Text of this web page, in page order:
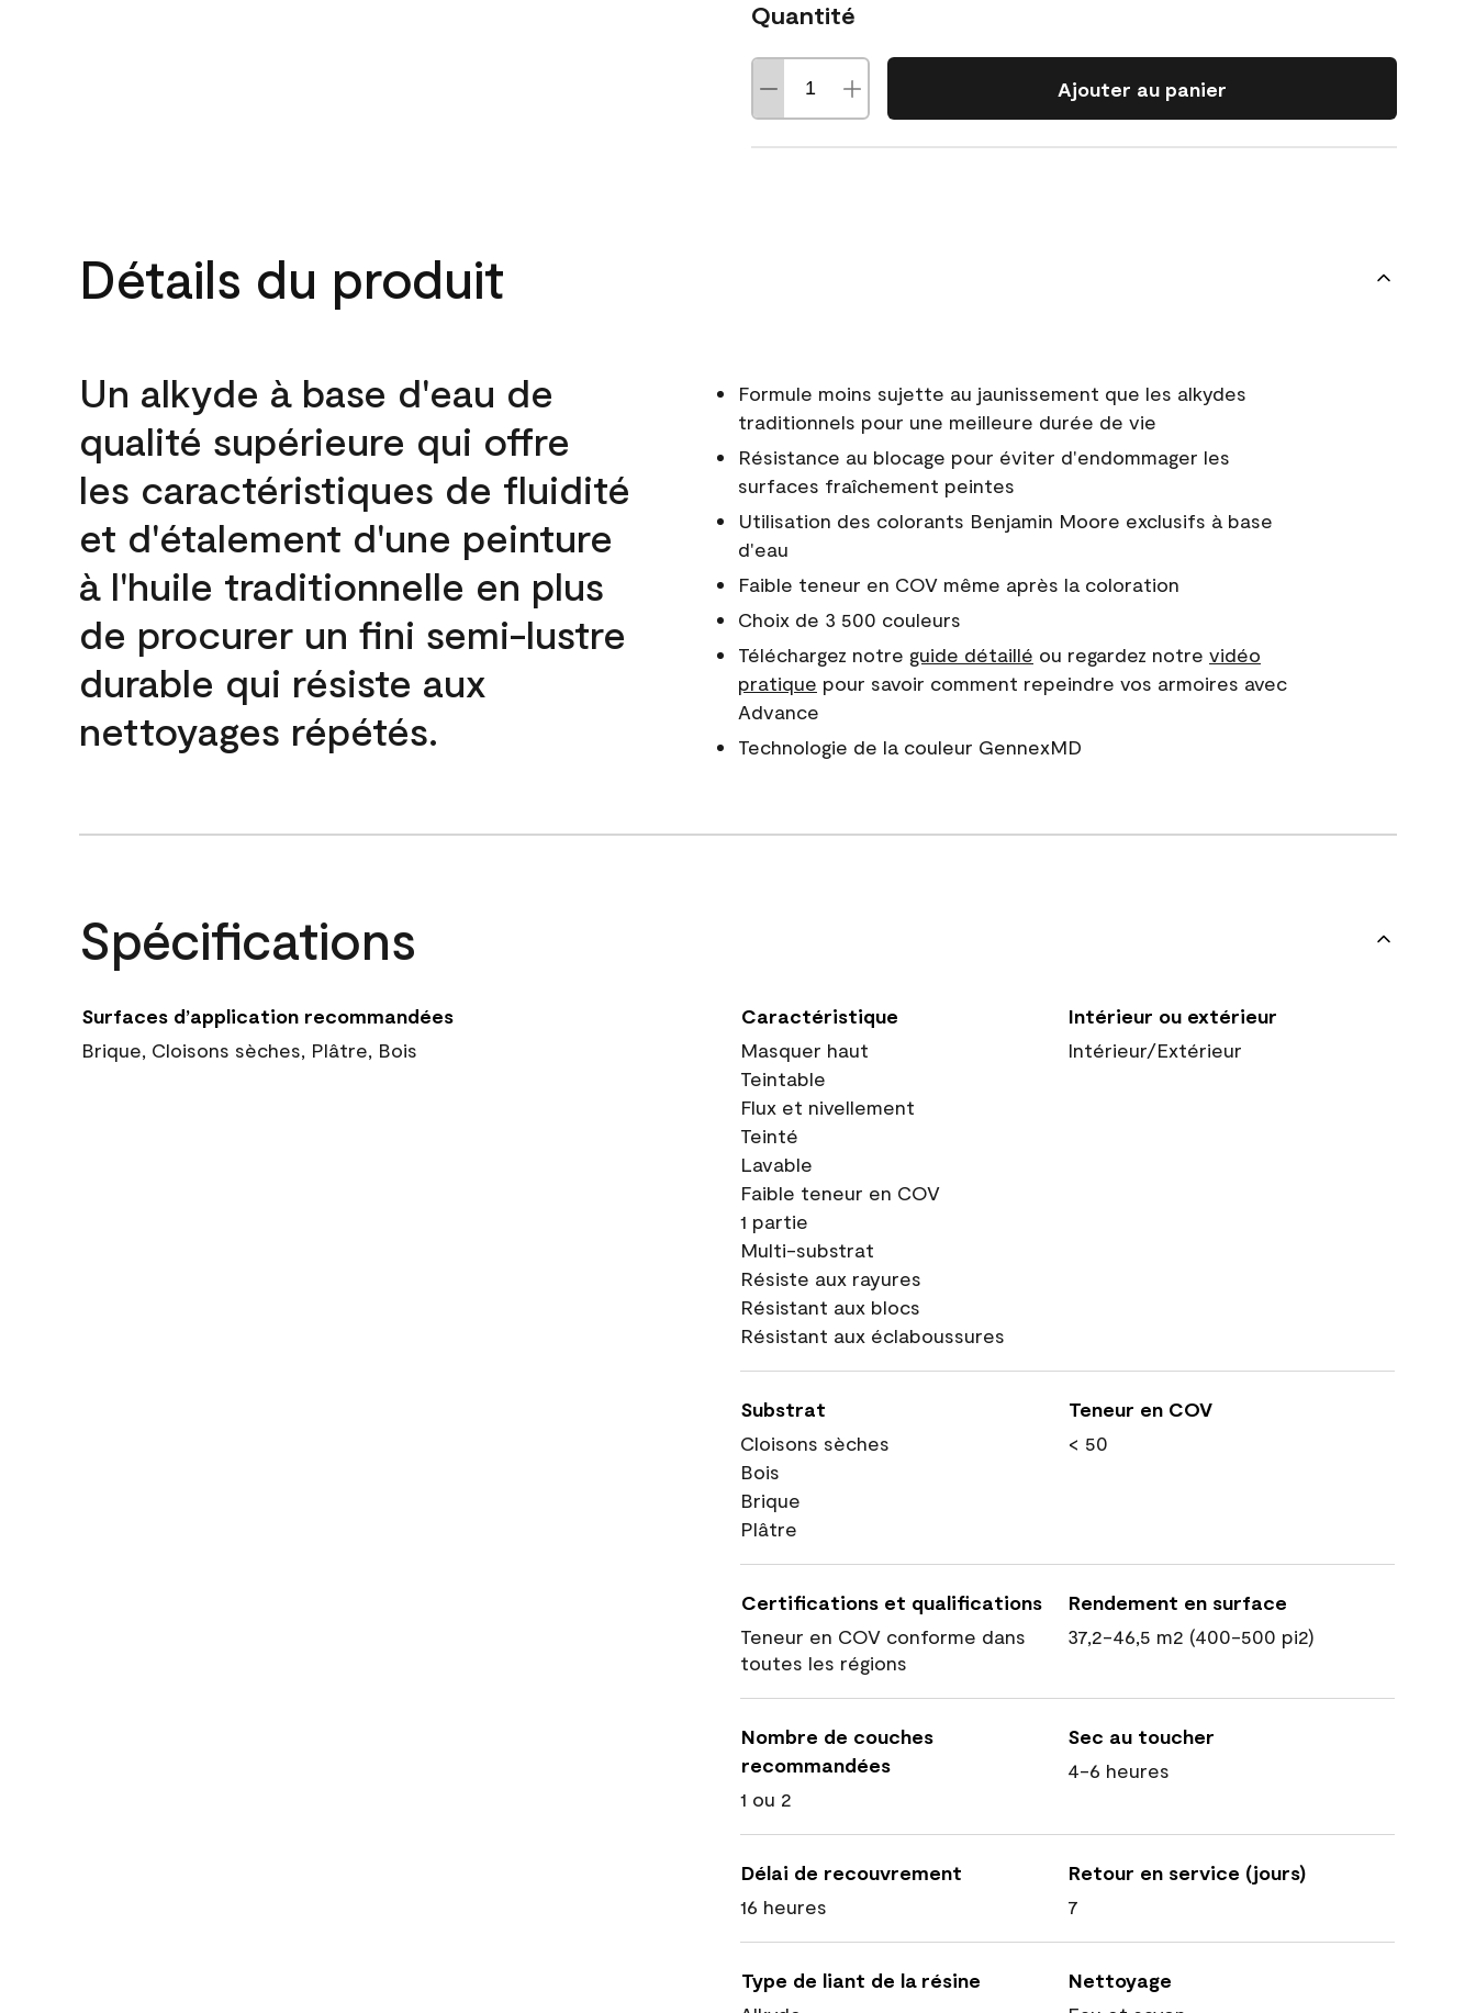
Quantité
Ajouter au panier
Détails du produit
Un alkyde à base d'eau de
qualité supérieure qui offre
les caractéristiques de fluidité
et d'étalement d'une peinture
à l'huile traditionnelle en plus
de procurer un fini semi-lustre
durable qui résiste aux
nettoyages répétés.
Formule moins sujette au jaunissement que les alkydes
traditionnels pour une meilleure durée de vie
Résistance au blocage pour éviter d'endommager les
surfaces fraîchement peintes
Utilisation des colorants Benjamin Moore exclusifs à base
d'eau
Faible teneur en COV même après la coloration
Choix de 3 500 couleurs
Téléchargez notre guide détaillé ou regardez notre vidéo
pratique pour savoir comment repeindre vos armoires avec
Advance
Technologie de la couleur GennexMD
Spécifications
Surfaces d’application recommandées
Brique, Cloisons sèches, Plâtre, Bois
Caractéristique
Masquer haut
Teintable
Flux et nivellement
Teinté
Lavable
Faible teneur en COV
1 partie
Multi-substrat
Résiste aux rayures
Résistant aux blocs
Résistant aux éclaboussures
Intérieur ou extérieur
Intérieur/Extérieur
Substrat
Cloisons sèches
Bois
Brique
Plâtre
Teneur en COV
< 50
Certifications et qualifications
Teneur en COV conforme dans
toutes les régions
Rendement en surface
37,2-46,5 m2 (400-500 pi2)
Nombre de couches
recommandées
1 ou 2
Sec au toucher
4-6 heures
Délai de recouvrement
16 heures
Retour en service (jours)
7
Type de liant de la résine
Nettoyage